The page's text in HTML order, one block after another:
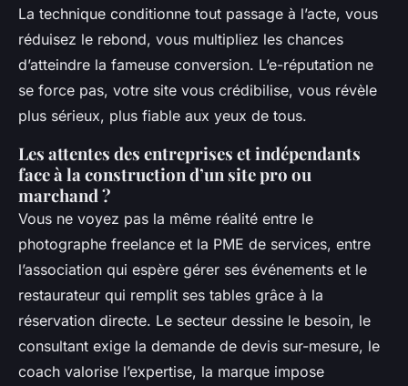
La technique conditionne tout passage à l’acte, vous
réduisez le rebond, vous multipliez les chances
d’atteindre la fameuse conversion. L’e-réputation ne
se force pas, votre site vous crédibilise, vous révèle
plus sérieux, plus fiable aux yeux de tous.
Les attentes des entreprises et indépendants
face à la construction d’un site pro ou
marchand ?
Vous ne voyez pas la même réalité entre le
photographe freelance et la PME de services, entre
l’association qui espère gérer ses événements et le
restaurateur qui remplit ses tables grâce à la
réservation directe. Le secteur dessine le besoin, le
consultant exige la demande de devis sur-mesure, le
coach valorise l’expertise, la marque impose